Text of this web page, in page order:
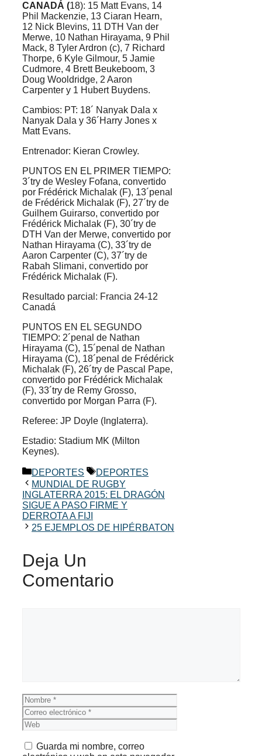
CANADÁ (18): 15 Matt Evans, 14
Phil Mackenzie, 13 Ciaran Hearn,
12 Nick Blevins, 11 DTH Van der
Merwe, 10 Nathan Hirayama, 9 Phil
Mack, 8 Tyler Ardron (c), 7 Richard
Thorpe, 6 Kyle Gilmour, 5 Jamie
Cudmore, 4 Brett Beukeboom, 3
Doug Wooldridge, 2 Aaron
Carpenter y 1 Hubert Buydens.
Cambios: PT: 18´ Nanyak Dala x
Nanyak Dala y 36´Harry Jones x
Matt Evans.
Entrenador: Kieran Crowley.
PUNTOS EN EL PRIMER TIEMPO:
3´try de Wesley Fofana, convertido
por Frédérick Michalak (F), 13´penal
de Frédérick Michalak (F), 27´try de
Guilhem Guirarso, convertido por
Frédérick Michalak (F), 30´try de
DTH Van der Merwe, convertido por
Nathan Hirayama (C), 33´try de
Aaron Carpenter (C), 37´try de
Rabah Slimani, convertido por
Frédérick Michalak (F).
Resultado parcial: Francia 24-12
Canadá
PUNTOS EN EL SEGUNDO
TIEMPO: 2´penal de Nathan
Hirayama (C), 15´penal de Nathan
Hirayama (C), 18´penal de Frédérick
Michalak (F), 26´try de Pascal Pape,
convertido por Frédérick Michalak
(F), 33´try de Remy Grosso,
convertido por Morgan Parra (F).
Referee: JP Doyle (Inglaterra).
Estadio: Stadium MK (Milton
Keynes).
Categorías
DEPORTES Etiquetas
DEPORTES
MUNDIAL DE RUGBY
INGLATERRA 2015: EL DRAGÓN
SIGUE A PASO FIRME Y
DERROTA A FIJI
25 EJEMPLOS DE HIPÉRBATON
Deja Un
Comentario
Nombre
Correo
electrónico
Web
Guarda mi nombre, correo